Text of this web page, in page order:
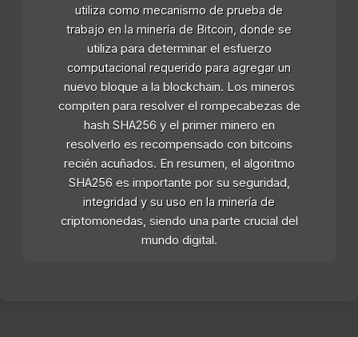
utiliza como mecanismo de prueba de
trabajo en la minería de Bitcoin, donde se
utiliza para determinar el esfuerzo
computacional requerido para agregar un
nuevo bloque a la blockchain. Los mineros
compiten para resolver el rompecabezas de
hash SHA256 y el primer minero en
resolverlo es recompensado con bitcoins
recién acuñados. En resumen, el algoritmo
SHA256 es importante por su seguridad,
integridad y su uso en la minería de
criptomonedas, siendo una parte crucial del
mundo digital.